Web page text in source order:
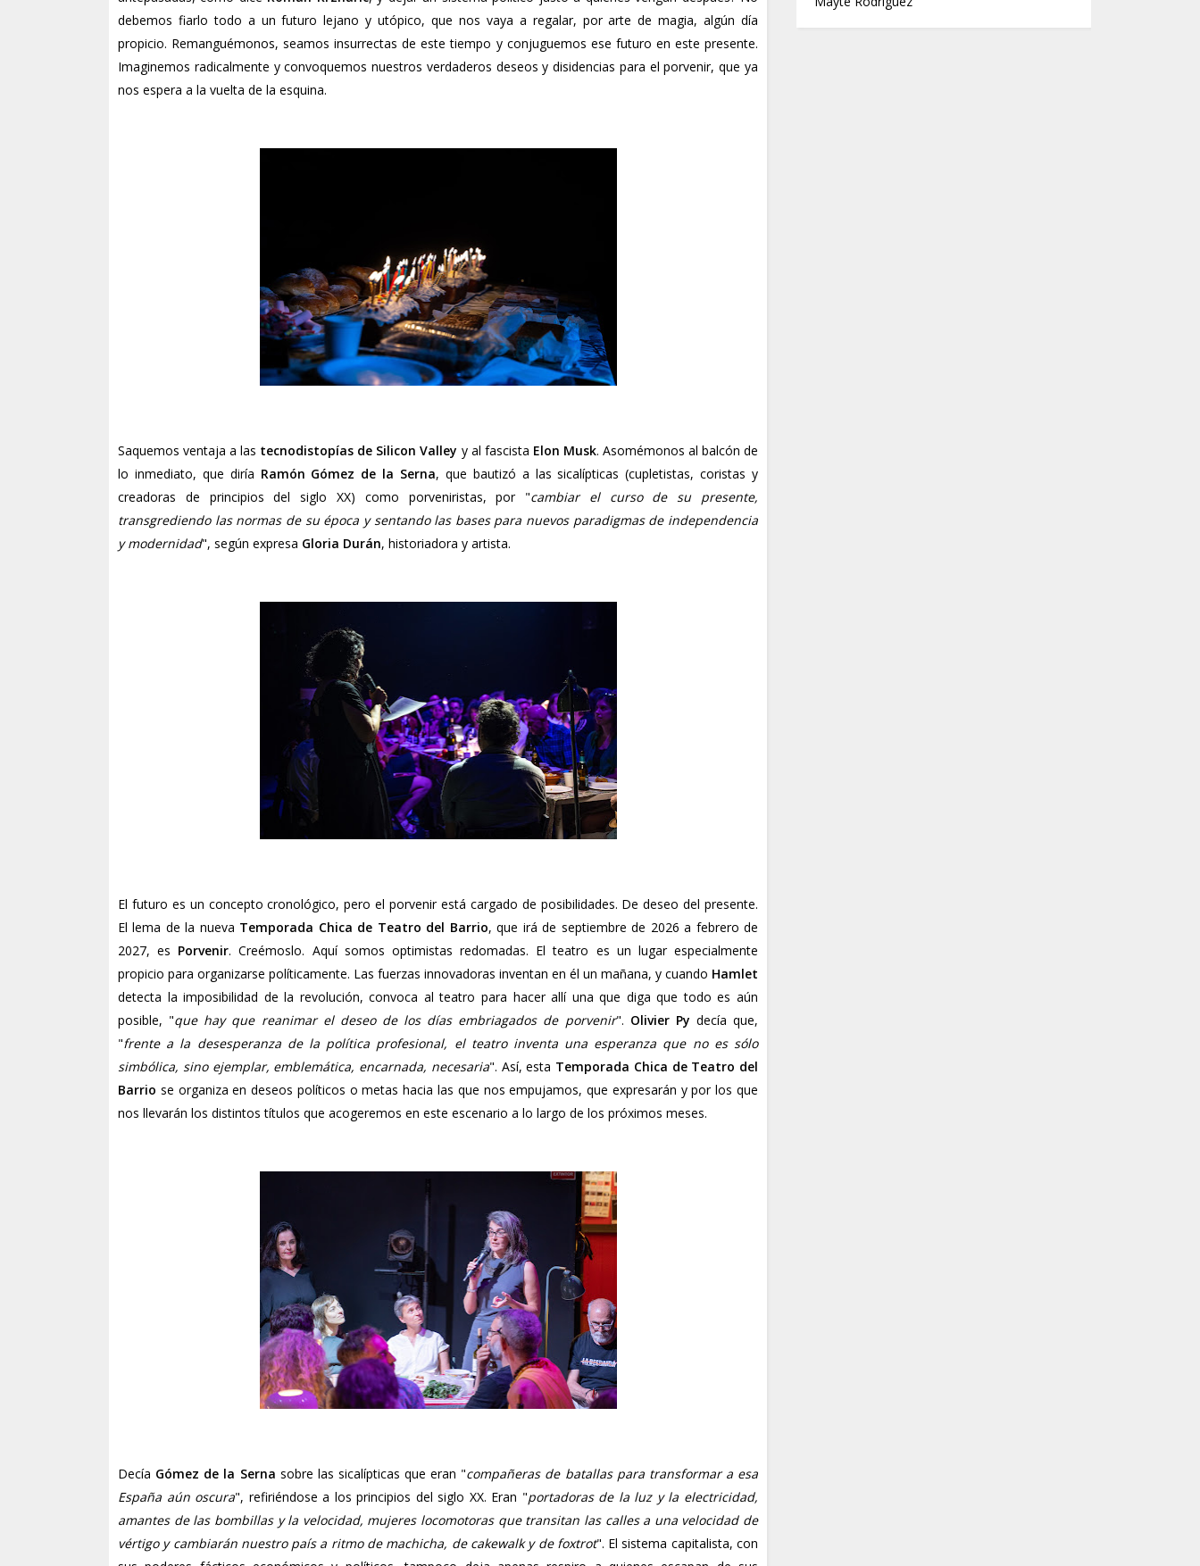
debemos fiarlo todo a un futuro lejano y utópico, que nos vaya a regalar, por arte de magia, algún día
propicio. Remanguémonos, seamos insurrectas de este tiempo y conjuguemos ese futuro en este presente.
Imaginemos radicalmente y convoquemos nuestros verdaderos deseos y disidencias para el porvenir, que ya
nos espera a la vuelta de la esquina.
Saquemos ventaja a las tecnodistopías de Silicon Valley y al fascista Elon Musk. Asomémonos al balcón de
lo inmediato, que diría Ramón Gómez de la Serna, que bautizó a las sicalípticas (cupletistas, coristas y
creadoras de principios del siglo XX) como porveniristas, por "cambiar el curso de su presente,
transgrediendo las normas de su época y sentando las bases para nuevos paradigmas de independencia
y modernidad", según expresa Gloria Durán, historiadora y artista.
El futuro es un concepto cronológico, pero el porvenir está cargado de posibilidades. De deseo del presente.
El lema de la nueva Temporada Chica de Teatro del Barrio, que irá de septiembre de 2026 a febrero de
2027, es Porvenir. Creémoslo. Aquí somos optimistas redomadas. El teatro es un lugar especialmente
propicio para organizarse políticamente. Las fuerzas innovadoras inventan en él un mañana, y cuando Hamlet
detecta la imposibilidad de la revolución, convoca al teatro para hacer allí una que diga que todo es aún
posible, "que hay que reanimar el deseo de los días embriagados de porvenir". Olivier Py decía que,
"frente a la desesperanza de la política profesional, el teatro inventa una esperanza que no es sólo
simbólica, sino ejemplar, emblemática, encarnada, necesaria". Así, esta Temporada Chica de Teatro del
Barrio se organiza en deseos políticos o metas hacia las que nos empujamos, que expresarán y por los que
nos llevarán los distintos títulos que acogeremos en este escenario a lo largo de los próximos meses.
Decía Gómez de la Serna sobre las sicalípticas que eran "compañeras de batallas para transformar a esa
España aún oscura", refiriéndose a los principios del siglo XX. Eran "portadoras de la luz y la electricidad,
amantes de las bombillas y la velocidad, mujeres locomotoras que transitan las calles a una velocidad de
vértigo y cambiarán nuestro país a ritmo de machicha, de cakewalk y de foxtrot". El sistema capitalista, con